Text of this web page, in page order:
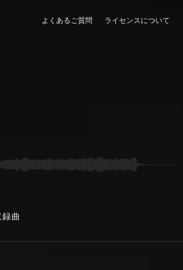
よくあるご質問 ライセンスについて
曲